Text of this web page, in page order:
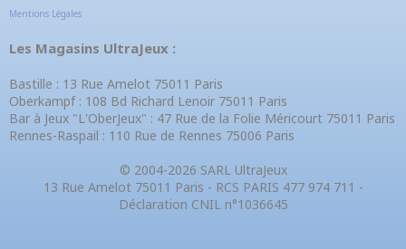
Mentions Légales
Les Magasins UltraJeux :
Bastille : 13 Rue Amelot 75011 Paris
Oberkampf : 108 Bd Richard Lenoir 75011 Paris
Bar à Jeux "L'OberJeux" : 47 Rue de la Folie Méricourt 75011 Paris
Rennes-Raspail : 110 Rue de Rennes 75006 Paris
© 2004-2026 SARL UltraJeux
13 Rue Amelot 75011 Paris - RCS PARIS 477 974 711 -
Déclaration CNIL n°1036645